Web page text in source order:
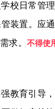
校日常管
装置。应
求。
不得使
教育引导